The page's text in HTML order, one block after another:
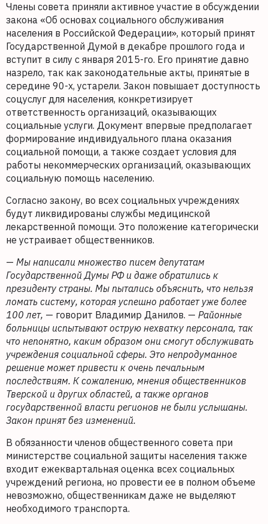
Члены совета приняли активное участие в обсуждении
закона «Об основах социального обслуживания
населения в Российской Федерации», который принят
Государственной Думой в декабре прошлого года и
вступит в силу с января 2015-го. Его принятие давно
назрело, так как законодательные акты, принятые в
середине 90-х, устарели. Закон повышает доступность
соцуслуг для населения, конкретизирует
ответственность организаций, оказывающих
социальные услуги. Документ впервые предполагает
формирование индивидуального плана оказания
социальной помощи, а также создает условия для
работы некоммерческих организаций, оказывающих
социальную помощь населению.
Согласно закону, во всех социальных учреждениях
будут ликвидированы службы медицинской
лекарственной помощи. Это положение категорически
не устраивает общественников.
— Мы написали множество писем депутатам
Государственной Думы РФ и даже обратились к
президенту страны. Мы пытались объяснить, что нельзя
ломать систему, которая успешно работает уже более
100 лет, — говорит Владимир Данилов. — Районные
больницы испытывают острую нехватку персонала, так
что непонятно, каким образом они смогут обслуживать
учреждения социальной сферы. Это непродуманное
решение может привести к очень печальным
последствиям. К сожалению, мнения общественников
Тверской и других областей, а также органов
государственной власти регионов не были услышаны.
Закон принят без изменений.
В обязанности членов общественного совета при
министерстве социальной защиты населения также
входит ежеквартальная оценка всех социальных
учреждений региона, но провести ее в полном объеме
невозможно, общественникам даже не выделяют
необходимого транспорта.